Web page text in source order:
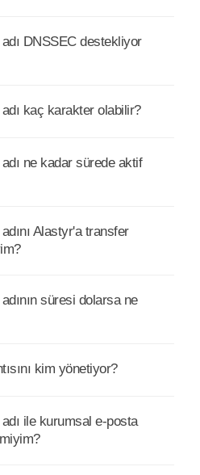
DNSSEC destekliyor
kaç karakter olabilir?
ne kadar sürede aktif
Alastyr'a transfer
süresi dolarsa ne
kim yönetiyor?
ile kurumsal e-posta